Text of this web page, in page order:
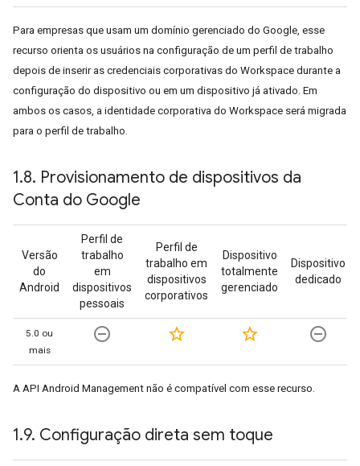
Para empresas que usam um domínio gerenciado do Google, esse
recurso orienta os usuários na configuração de um perfil de trabalho
depois de inserir as credenciais corporativas do Workspace durante a
configuração do dispositivo ou em um dispositivo já ativado. Em
ambos os casos, a identidade corporativa do Workspace será migrada
para o perfil de trabalho.
1.8. Provisionamento de dispositivos da
Conta do Google
Versão
do
Android
Perfil de
trabalho
em
dispositivos
pessoais
Perfil de
trabalho em
dispositivos
corporativos
Dispositivo
totalmente
gerenciado
Dispositivo
dedicado
5.0 ou
mais
remove_circle_outline star_border star_border remove_circle_outline
A API Android Management não é compatível com esse recurso.
1.9. Configuração direta sem toque